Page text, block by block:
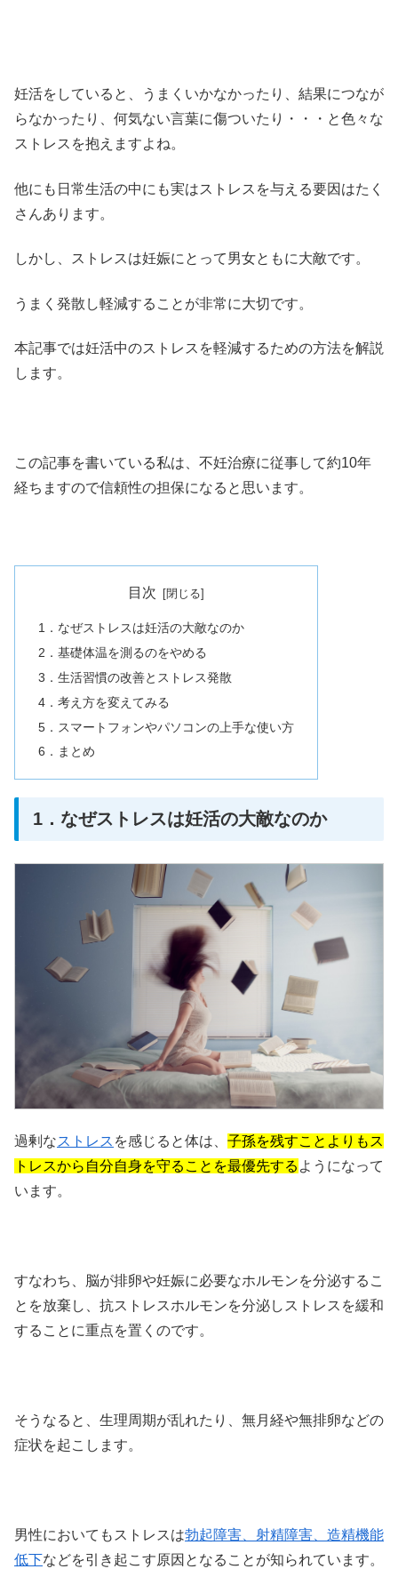
妊活をしていると、うまくいかなかったり、結果につなが
らなかったり、何気ない言葉に傷ついたり・・・と色々な
ストレスを抱えますよね。
他にも日常生活の中にも実はストレスを与える要因はたく
さんあります。
しかし、ストレスは妊娠にとって男女ともに大敵です。
うまく発散し軽減することが非常に大切です。
本記事では妊活中のストレスを軽減するための方法を解説
します。
この記事を書いている私は、不妊治療に従事して約10年
経ちますので信頼性の担保になると思います。
目次
1．なぜストレスは妊活の大敵なのか
2．基礎体温を測るのをやめる
3．生活習慣の改善とストレス発散
4．考え方を変えてみる
5．スマートフォンやパソコンの上手な使い方
6．まとめ
1．なぜストレスは妊活の大敵なのか
過剰なストレス を感じると体は、 子孫を残すことよりもス
トレスから自分自身を守ることを最優先する ようになって
います。
すなわち、脳が排卵や妊娠に必要なホルモンを分泌するこ
とを放棄し、抗ストレスホルモンを分泌しストレスを緩和
することに重点を置くのです。
そうなると、生理周期が乱れたり、無月経や無排卵などの
症状を起こします。
男性においてもストレスは勃起障害、射精障害、造精機能
低下などを引き起こす原因となることが知られています。